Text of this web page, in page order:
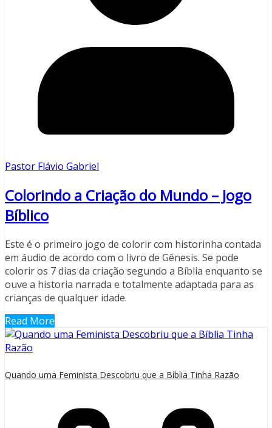
Pastor Flávio Gabriel
Colorindo a Criação do Mundo – Jogo
Bíblico
Este é o primeiro jogo de colorir com historinha contada
em áudio de acordo com o livro de Gênesis. Se pode
colorir os 7 dias da criação segundo a Bíblia enquanto se
ouve a historia narrada e totalmente adaptada para as
crianças de qualquer idade.
Read More
Quando uma Feminista Descobriu que a Bíblia Tinha Razão